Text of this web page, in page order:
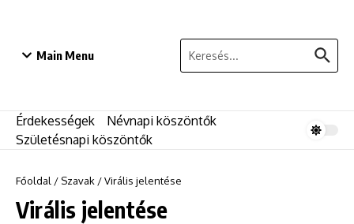
Main Menu
Keresés:
Érdekességek
Névnapi köszöntők
Születésnapi köszöntők
Főoldal / Szavak /Virális jelentése
Virális jelentése